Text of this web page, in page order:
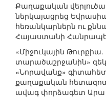
Քաղաքական
ներկայացրեց
հեռանկարներն ու
Հայաստանի
«Միջուկային
տարածաշրջանին»
«Նորավանք»
քաղաքական
ավագ փորձագետ Արա